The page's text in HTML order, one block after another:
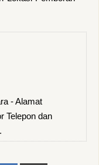
- Alamat
Telepon dan